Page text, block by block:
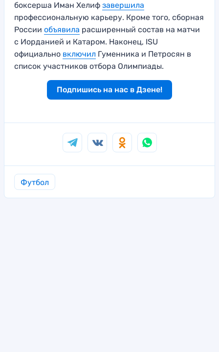
боксерша Иман Хелиф завершила
профессиональную карьеру. Кроме того, сборная
России объявила расширенный состав на матчи
с Иорданией и Катаром. Наконец, ISU
официально включил Гуменника и Петросян в
список участников отбора Олимпиады.
Подпишись на нас в Дзене!
Футбол